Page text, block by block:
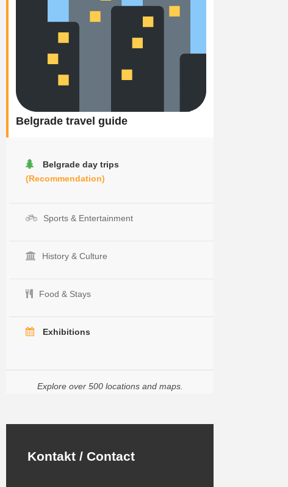
Belgrade travel guide
Belgrade day trips
(Recommendation)
Sports & Entertainment
History & Culture
Food & Stays
Exhibitions
Explore over 500 locations and maps.
Kontakt / Contact